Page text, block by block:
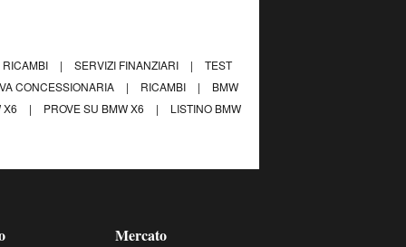
RICAMBI | SERVIZI FINANZIARI |
TEST
CONCESSIONARIA | RICAMBI |
BMW
X6 | PROVE SU BMW X6 |
LISTINO BMW
Mercato